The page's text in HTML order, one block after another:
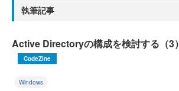
執筆記事
Active Directoryの構成を検討する（3）
CodeZine
Windows